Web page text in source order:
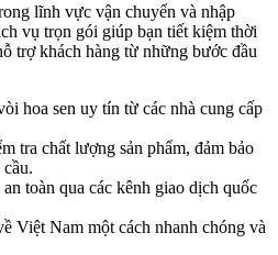
lĩnh vực vận chuyển và nhập
vụ trọn gói giúp bạn tiết kiệm thời
trợ khách hàng từ những bước đầu
hoa sen uy tín từ các nhà cung cấp
tra chất lượng sản phẩm, đảm bảo
toàn qua các kênh giao dịch quốc
Việt Nam một cách nhanh chóng và